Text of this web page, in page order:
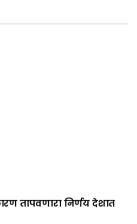
तापवणारा निर्णय देशात